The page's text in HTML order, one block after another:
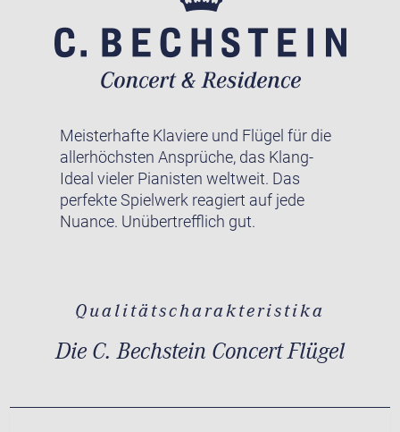
Meisterhafte Klaviere und Flügel für die
allerhöchsten Ansprüche, das Klang-
Ideal vieler Pianisten weltweit. Das
perfekte Spielwerk reagiert auf jede
Nuance. Unübertrefflich gut.
Qualitätscharakteristika
Die C. Bechstein Concert Flügel